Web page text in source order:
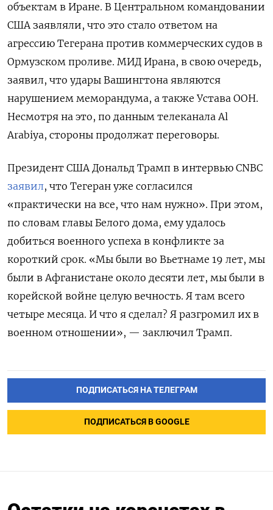
объектам в Иране. В Центральном командовании
США заявляли, что это стало ответом на
агрессию Тегерана против коммерческих судов в
Ормузском проливе. МИД Ирана, в свою очередь,
заявил, что удары Вашингтона являются
нарушением меморандума, а также Устава ООН.
Несмотря на это, по данным телеканала Al
Arabiya, стороны продолжат переговоры.
Президент США Дональд Трамп в интервью CNBC
заявил, что Тегеран уже согласился
«практически на все, что нам нужно». При этом,
по словам главы Белого дома, ему удалось
добиться военного успеха в конфликте за
короткий срок. «Мы были во Вьетнаме 19 лет, мы
были в Афганистане около десяти лет, мы были в
корейской войне целую вечность. Я там всего
четыре месяца. И что я сделал? Я разгромил их в
военном отношении», — заключил Трамп.
ПОДПИСАТЬСЯ НА ТЕЛЕГРАМ
ПОДПИСАТЬСЯ В GOOGLE